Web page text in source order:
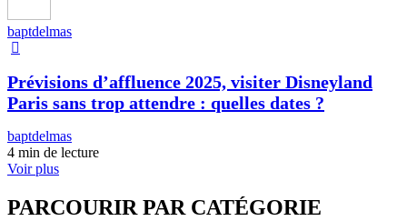
baptdelmas
Prévisions d’affluence 2025, visiter Disneyland
Paris sans trop attendre : quelles dates ?
baptdelmas
4 min de lecture
Voir plus
PARCOURIR PAR CATÉGORIE